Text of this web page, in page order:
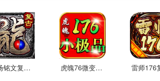
九扬铭文复古176新玩法介绍 虎魄76微变小极品游戏点评